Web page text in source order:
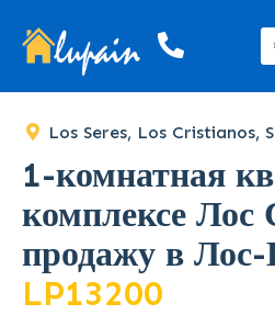
Los Seres, Los Cristianos,
1-комнатная
комплексе Лос
продажу в Лос-
LP13200